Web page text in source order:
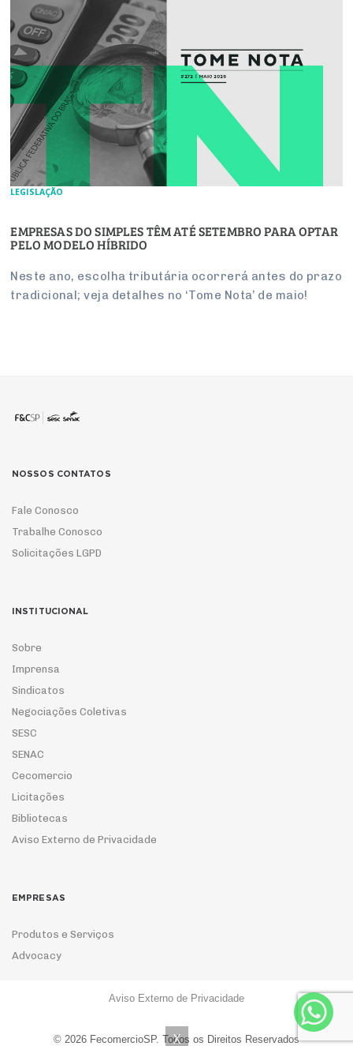
LEGISLAÇÃO
EMPRESAS DO SIMPLES TÊM ATÉ SETEMBRO PARA OPTAR
PELO MODELO HÍBRIDO
Neste ano, escolha tributária ocorrerá antes do prazo
tradicional; veja detalhes no ‘Tome Nota’ de maio!
NOSSOS CONTATOS
Fale Conosco
Trabalhe Conosco
Solicitações LGPD
INSTITUCIONAL
Sobre
Imprensa
Sindicatos
Negociações Coletivas
SESC
SENAC
Cecomercio
Licitações
Bibliotecas
Aviso Externo de Privacidade
EMPRESAS
Produtos e Serviços
Advocacy
Aviso Externo de Privacidade
© 2026 FecomercioSP. Todos os Direitos Reservados
X